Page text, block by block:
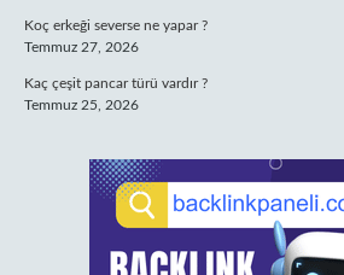
Koç erkeği severse ne yapar ?
Temmuz 27, 2026
Kaç çeşit pancar türü vardır ?
Temmuz 25, 2026